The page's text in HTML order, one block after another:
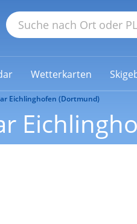
Wetterkarten
Eichlinghofen (Dortmund)